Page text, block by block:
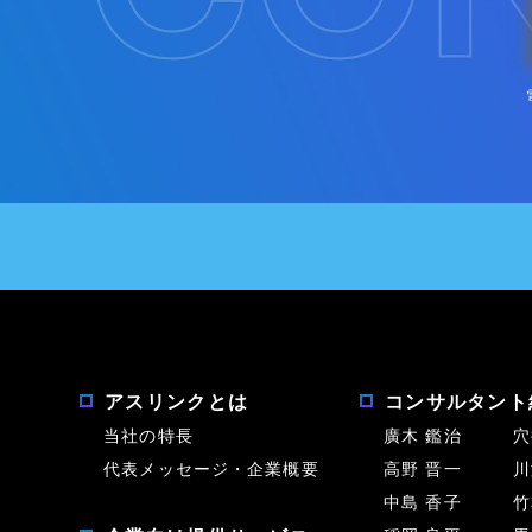
アスリンクとは
当社の特長
代表メッセージ・企業概要
コンサルタン
廣木 鑑治
高野 晋一
中島 香子